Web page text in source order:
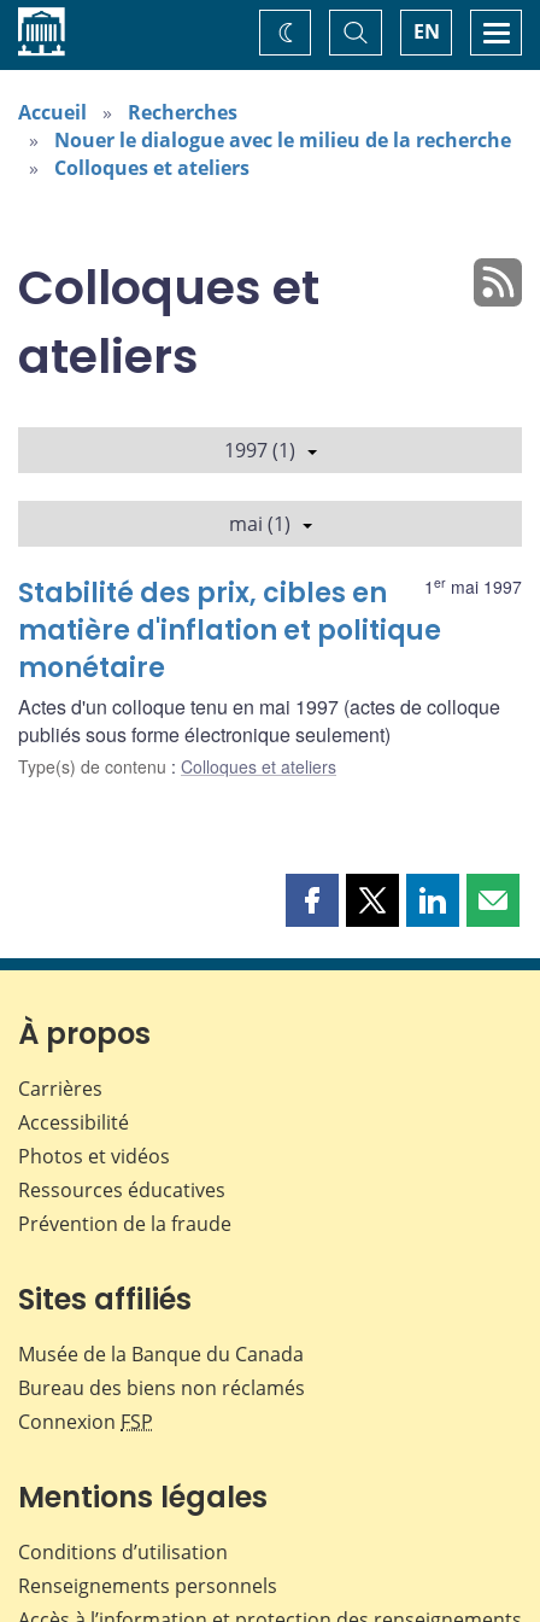
Accueil EN
Basculer
la
recherche
Changez
de
Accueil
Recherches
Nouer le dialogue avec le milieu de la recherche
Colloques et ateliers
Colloques et
ateliers
1997 (1)
mai (1)
1 er mai 1997
Stabilité des prix, cibles en
matière d'inflation et politique
monétaire
Actes d'un colloque tenu en mai 1997 (actes de colloque
publiés sous forme électronique seulement)
Type(s) de contenu : Colloques et ateliers
Partager
page
Partager
page
Partager
page page
À propos
Carrières
Accessibilité
Photos et vidéos
Ressources éducatives
Prévention de la fraude
Sites affiliés
Musée de la Banque du Canada
Bureau des biens non réclamés
Connexion FSP
Mentions légales
Conditions d’utilisation
Renseignements personnels